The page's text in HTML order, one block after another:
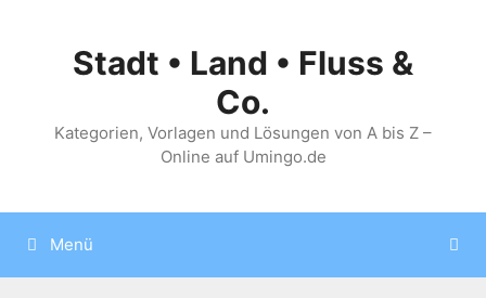
springenStadt • Land • Fluss &
Co.
Kategorien, Vorlagen und Lösungen von A bis Z –
Online auf Umingo.de
Menü